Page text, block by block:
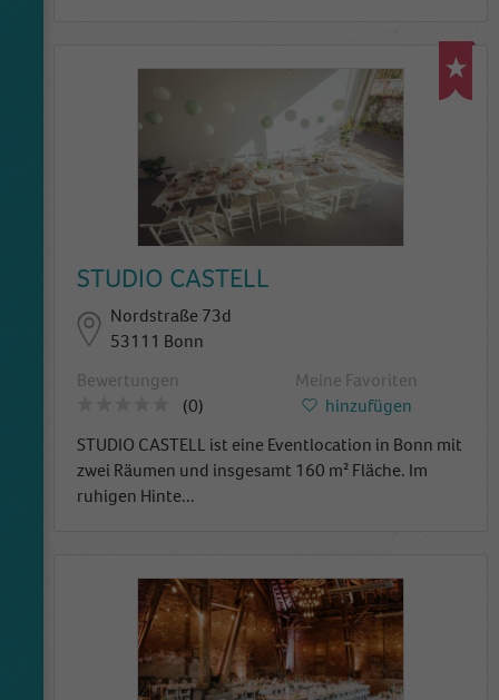
STUDIO CASTELL
Nordstraße 73d
53111 Bonn
Bewertungen
(0)
Meine Favoriten
hinzufügen
STUDIO CASTELL ist eine Eventlocation in Bonn mit
zwei Räumen und insgesamt 160 m² Fläche. Im
ruhigen Hinte...